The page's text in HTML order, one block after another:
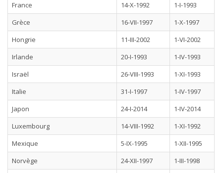
France
14-X-1992
1-I-1993
Grèce
16-VII-1997
1-X-1997
Hongrie
11-III-2002
1-VI-2002
Irlande
20-I-1993
1-IV-1993
Israël
26-VIII-1993
1-XI-1993
Italie
31-I-1997
1-IV-1997
Japon
24-I-2014
1-IV-2014
Luxembourg
14-VIII-1992
1-XI-1992
Mexique
5-IX-1995
1-XII-1995
Norvège
24-XII-1997
1-III-1998